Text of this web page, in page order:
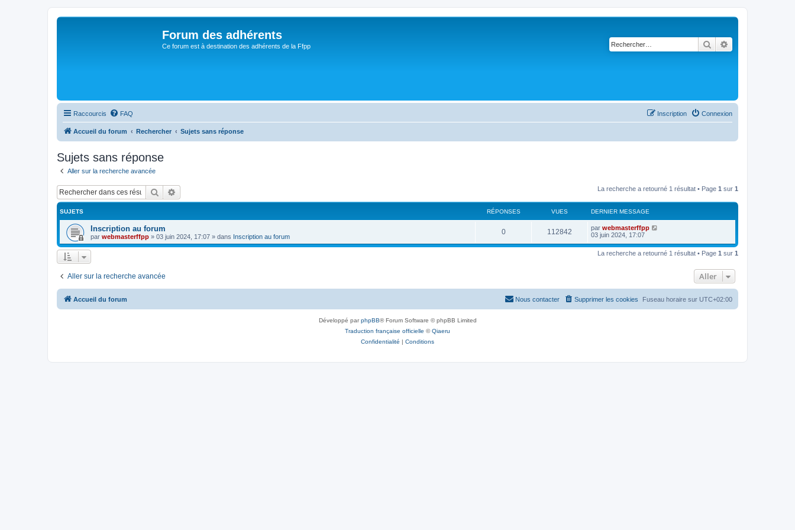
Forum des adhérents
Ce forum est à destination des adhérents de la Ffpp Rechercher
Raccourcis FAQ Connexion
Inscription
Accueil du forum Rechercher Sujets sans réponse
Sujets sans réponse
Aller sur la recherche avancée
Rechercher La recherche a retourné 1 résultat • Page 1 sur 1
SUJETS RÉPONSES VUES DERNIER MESSAGE
Inscription au forum
par webmasterffpp » 03 juin 2024, 17:07 » dans Inscription au forum
0 112842 par webmasterffpp
03 juin 2024, 17:07
La recherche a retourné 1 résultat • Page 1 sur 1
Aller sur la recherche avancée Aller
Accueil du forum Fuseau horaire sur UTC+02:00
Supprimer les cookies
Nous contacter
Développé parphpBB® Forum Software © phpBB Limited
Traduction française officielle ©Qiaeru
Confidentialité | Conditions